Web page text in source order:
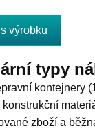
výrobku
typy
kontejnery
konstrukční
zboží a